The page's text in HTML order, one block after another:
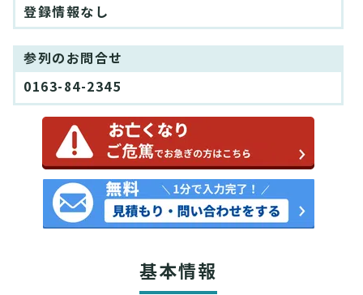
登録情報なし
参列のお問合せ
0163-84-2345
基本情報